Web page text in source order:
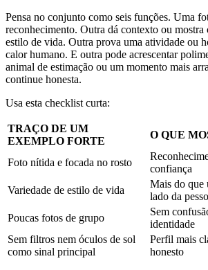
Pensa no conjunto como seis funções. Uma
reconhecimento. Outra dá contexto ou mostra
estilo de vida. Outra prova uma atividade ou
calor humano. E outra pode acrescentar
animal de estimação ou um momento mais
continue honesta.
Usa esta checklist curta:
TRAÇO DE UM
EXEMPLO FORTE
O QUE
Foto nítida e focada no rosto
confiança
Variedade de estilo de vida
Mais do que
lado da
Poucas fotos de grupo
Sem
identidade
Sem filtros nem óculos de sol
como sinal principal
Perfil mais
honesto